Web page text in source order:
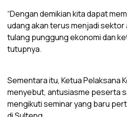
“Dengan demikian kita dapat
udang akan terus menjadi sektor
tulang punggung ekonomi dan
tutupnya.
Sementara itu, Ketua Pelaksana
menyebut, antusiasme peserta
mengikuti seminar yang baru